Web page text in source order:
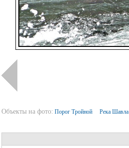
Объекты на фото: Порог Тройной Река Шавла